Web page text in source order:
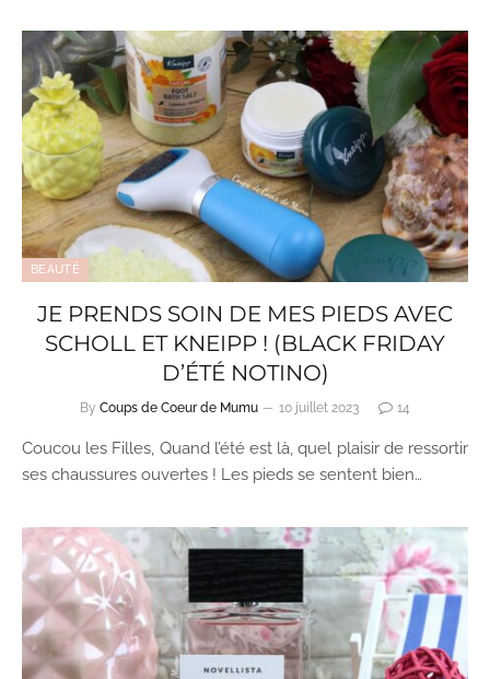
BEAUTÉ
JE PRENDS SOIN DE MES PIEDS AVEC
SCHOLL ET KNEIPP ! (BLACK FRIDAY
D’ÉTÉ NOTINO)
By Coups de Coeur de Mumu 10 juillet 2023 14
Coucou les Filles, Quand l’été est là, quel plaisir de ressortir
ses chaussures ouvertes ! Les pieds se sentent bien…